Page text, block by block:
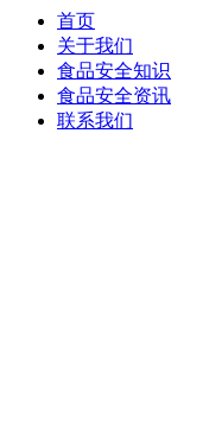
首页
关于我们
食品安全知识
食品安全资讯
联系我们